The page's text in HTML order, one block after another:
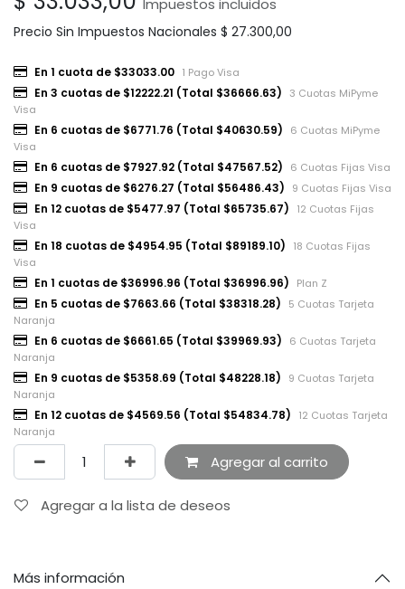
Impuestos incluidos
Precio Sin Impuestos Nacionales $ 27.300,00
En 1 cuota de $33033.00 1 Pago Visa
En 3 cuotas de $12222.21 (Total $36666.63)
3 Cuotas MiPyme
Visa
En 6 cuotas de $6771.76 (Total $40630.59)
6 Cuotas MiPyme
Visa
En 6 cuotas de $7927.92 (Total $47567.52) 6 Cuotas Fijas Visa
En 9 cuotas de $6276.27 (Total $56486.43) 9 Cuotas Fijas Visa
En 12 cuotas de $5477.97 (Total $65735.67)
12 Cuotas Fijas
Visa
En 18 cuotas de $4954.95 (Total $89189.10)
18 Cuotas Fijas
Visa
En 1 cuotas de $36996.96 (Total $36996.96) Plan Z
En 5 cuotas de $7663.66 (Total $38318.28)
5 Cuotas Tarjeta
Naranja
En 6 cuotas de $6661.65 (Total $39969.93)
6 Cuotas Tarjeta
Naranja
En 9 cuotas de $5358.69 (Total $48228.18)
9 Cuotas Tarjeta
Naranja
En 12 cuotas de $4569.56 (Total $54834.78)
12 Cuotas Tarjeta
Naranja
Agregar al carrito
Agregar a la lista de deseos
Más información